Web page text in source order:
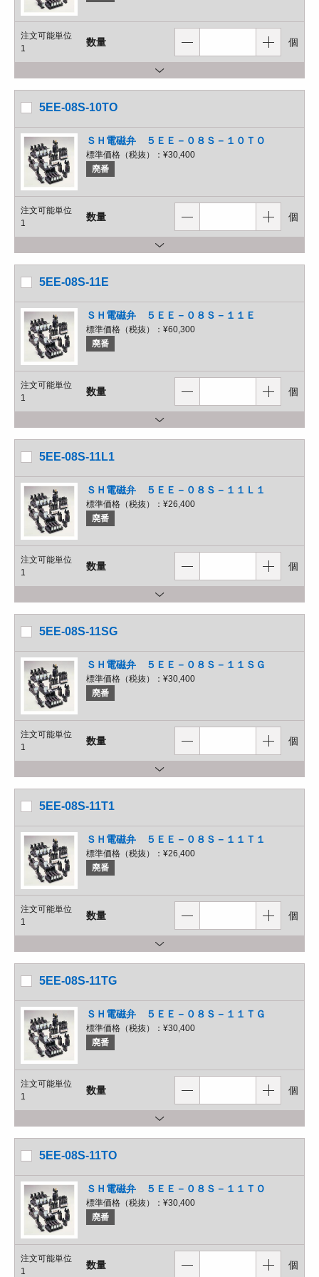
注文可能単位
1
数量 個
5EE-08S-10TO
ＳＨ電磁弁 ５ＥＥ－０８Ｓ－１０ＴＯ
標準価格（税抜）： ¥30,400
廃番
注文可能単位
1
数量 個
5EE-08S-11E
ＳＨ電磁弁 ５ＥＥ－０８Ｓ－１１Ｅ
標準価格（税抜）： ¥60,300
廃番
注文可能単位
1
数量 個
5EE-08S-11L1
ＳＨ電磁弁 ５ＥＥ－０８Ｓ－１１Ｌ１
標準価格（税抜）： ¥26,400
廃番
注文可能単位
1
数量 個
5EE-08S-11SG
ＳＨ電磁弁 ５ＥＥ－０８Ｓ－１１ＳＧ
標準価格（税抜）： ¥30,400
廃番
注文可能単位
1
数量 個
5EE-08S-11T1
ＳＨ電磁弁 ５ＥＥ－０８Ｓ－１１Ｔ１
標準価格（税抜）： ¥26,400
廃番
注文可能単位
1
数量 個
5EE-08S-11TG
ＳＨ電磁弁 ５ＥＥ－０８Ｓ－１１ＴＧ
標準価格（税抜）： ¥30,400
廃番
注文可能単位
1
数量 個
5EE-08S-11TO
ＳＨ電磁弁 ５ＥＥ－０８Ｓ－１１ＴＯ
標準価格（税抜）： ¥30,400
廃番
注文可能単位
1
数量 個